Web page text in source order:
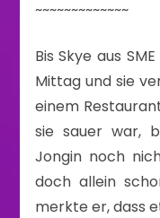
~~~~~~~~~~~~~
Bis Skye aus
Mittag und sie
einem
sie sauer war,
Jongin noch
doch allein
merkte er, dass